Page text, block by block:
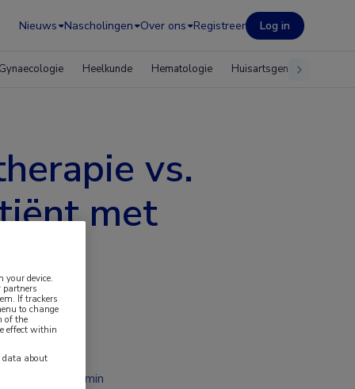
Nieuws Nascholingen Over ons Registreer Log in
Heelkunde Hematologie Huisartsgeneeskunde
vs.
met
2 min
device.
partners
If trackers
to change
of the
effect within
data about